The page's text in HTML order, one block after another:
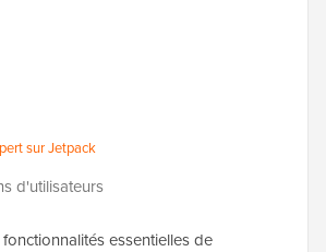
sur Jetpack
d'utilisateurs
essentielles de